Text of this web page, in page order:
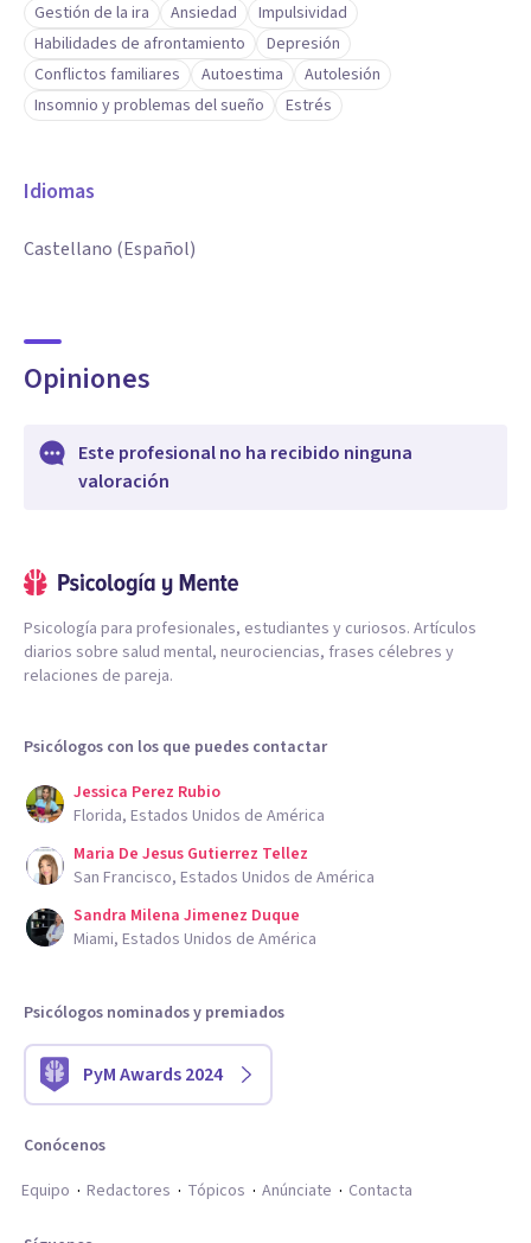
Gestión de la ira Ansiedad
Impulsividad
Habilidades de afrontamiento
Depresión
Conflictos familiares
Autoestima
Autolesión
Insomnio y problemas del sueño
Estrés
Idiomas
Castellano (Español)
Opiniones
Este profesional no ha recibido ninguna
valoración
Psicología para profesionales, estudiantes y curiosos. Artículos
diarios sobre salud mental, neurociencias, frases célebres y
relaciones de pareja.
Psicólogos con los que puedes contactar
Jessica Perez Rubio
Florida, Estados Unidos de América
Maria De Jesus Gutierrez Tellez
San Francisco, Estados Unidos de América
Sandra Milena Jimenez Duque
Miami, Estados Unidos de América
Psicólogos nominados y premiados
PyM Awards 2024
Conócenos
Equipo
Redactores Tópicos Anúnciate Contacta